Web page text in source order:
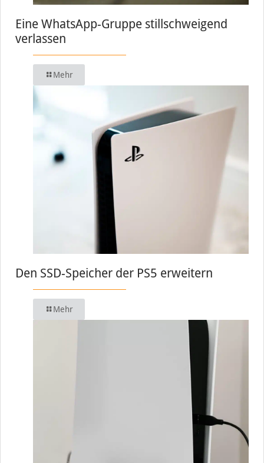
Eine WhatsApp-Gruppe stillschweigend
verlassen
Mehr
Den SSD-Speicher der PS5 erweitern
Mehr